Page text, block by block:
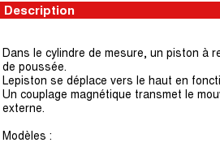
Description
Dans le cylindre de mesure, un piston à
de poussée.
Lepiston se déplace vers le haut en
Un couplage magnétique transmet le
externe.
Modèles :